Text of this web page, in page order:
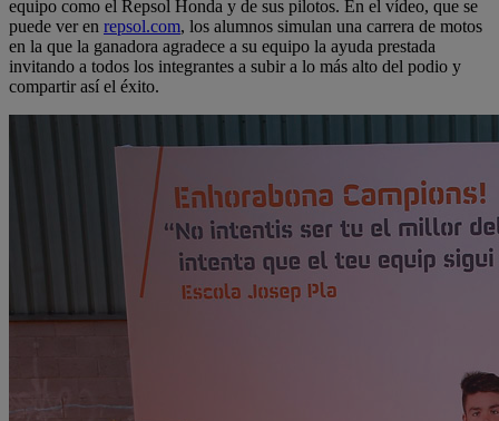
equipo como el Repsol Honda y de sus pilotos. En el vídeo, que se
puede ver en repsol.com, los alumnos simulan una carrera de motos
en la que la ganadora agradece a su equipo la ayuda prestada
invitando a todos los integrantes a subir a lo más alto del podio y
compartir así el éxito.